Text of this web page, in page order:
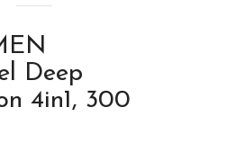
Deep
4in1, 300